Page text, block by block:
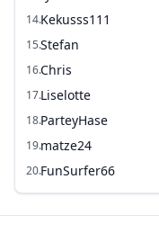
14.Kekusss111
15.Stefan
16.Chris
17.Liselotte
18.ParteyHase
19.matze24
20.FunSurfer66